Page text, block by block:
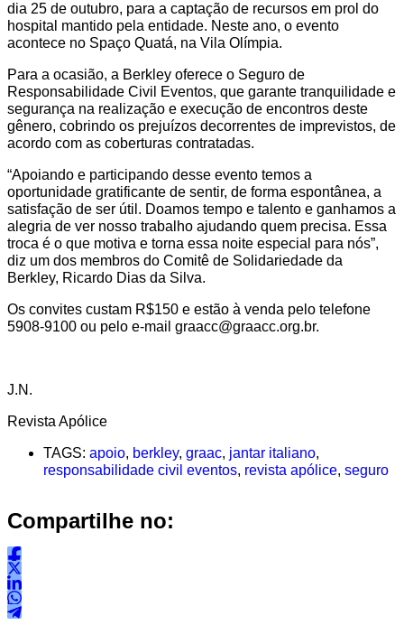
dia 25 de outubro, para a captação de recursos em prol do
hospital mantido pela entidade. Neste ano, o evento
acontece no Spaço Quatá, na Vila Olímpia.
Para a ocasião, a Berkley oferece o Seguro de
Responsabilidade Civil Eventos, que garante tranquilidade e
segurança na realização e execução de encontros deste
gênero, cobrindo os prejuízos decorrentes de imprevistos, de
acordo com as coberturas contratadas.
“Apoiando e participando desse evento temos a
oportunidade gratificante de sentir, de forma espontânea, a
satisfação de ser útil. Doamos tempo e talento e ganhamos a
alegria de ver nosso trabalho ajudando quem precisa. Essa
troca é o que motiva e torna essa noite especial para nós”,
diz um dos membros do Comitê de Solidariedade da
Berkley, Ricardo Dias da Silva.
Os convites custam R$150 e estão à venda pelo telefone
5908-9100 ou pelo e-mail graacc@graacc.org.br.
J.N.
Revista Apólice
TAGS: apoio, berkley, graac, jantar italiano,
responsabilidade civil eventos, revista apólice, seguro
Compartilhe no: